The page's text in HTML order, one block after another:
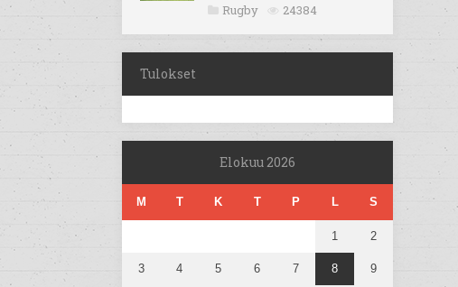
Rugby 24384
Tulokset
Elokuu 2026
M T K T P L S
1 2
3 4 5 6 7 8 9